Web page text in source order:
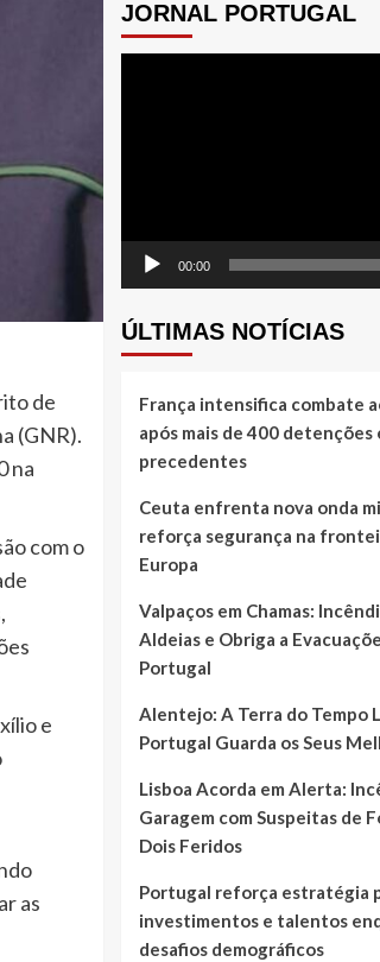
de
(GNR).
na
com o
e
as
JORNAL PORTUGAL
00:00
ÚLTIMAS NOTÍCIAS
França intensifica combate
após mais de 400 detenções
precedentes
Ceuta enfrenta nova onda
reforça segurança na
Europa
Valpaços em Chamas:
Aldeias e Obriga a
Portugal
Alentejo: A Terra do Tempo
Portugal Guarda os Seus
Lisboa Acorda em Alerta:
Garagem com Suspeitas de
Dois Feridos
Portugal reforça estratégia
investimentos e talentos
desafios demográficos